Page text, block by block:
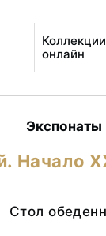
Коллекции
онлайн
Экспонаты
Начало
Стол